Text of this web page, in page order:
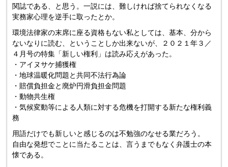
関誌である、と思う。一説には、難しければ捨てられなくなる
実務家心理を逆手に取ったとか。
環境法律家の末席に座る資格もない私としては、基本、分から
ないなりに読む、ということしか出来ないが、２０２１年３／
４月号の特集「新しい権利」は読み応えがあった。
・アイヌサケ捕獲権
・地球温暖化問題と共同不法行為論
・賠償負担金と廃炉円滑負担金問題
・動物共生権
・気候変動等による人類に対する危機を打開する新たな権利義
務
用語だけでも新しいと感じるのは不勉強のなせる業だろう。
自由な発想でことに当たることは、言うまでもなく弁護士の本
懐である。